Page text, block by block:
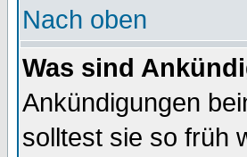
Nach oben
Was sind
Ankündigungen
solltest sie so früh